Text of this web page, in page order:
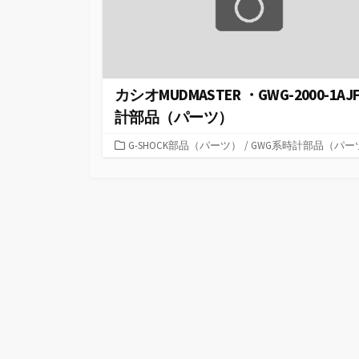
カシオMUDMASTER ・GWG-2000-
計部品（パーツ）
カG-SHOCK部品（パーツ） / GWG系時計部品（パー